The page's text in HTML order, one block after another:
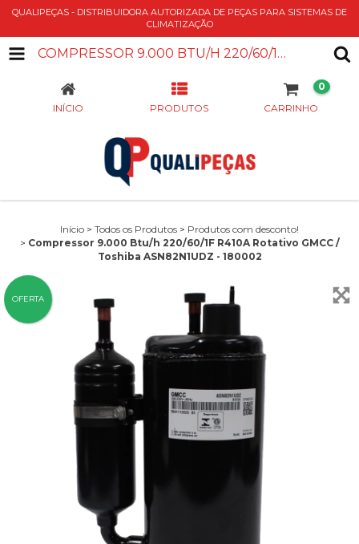
QUALIPEÇAS - DISTRIBUIDORA AUTORIZADA DE PEÇAS PARA SISTEMAS DE
CLIMATIZAÇÃO
COMPRESSOR 9.000 BTU/H 220/60/1F R410A ROTATIVO GMCC / TOSHIBA ASN82N1UDZ - 180002
INÍCIO PRODUTOS CARRINHO
0
Início > Todos os Produtos > Produtos com desconto!
> Compressor 9.000 Btu/h 220/60/1F R410A Rotativo GMCC /
Toshiba ASN82N1UDZ - 180002
OFERTA